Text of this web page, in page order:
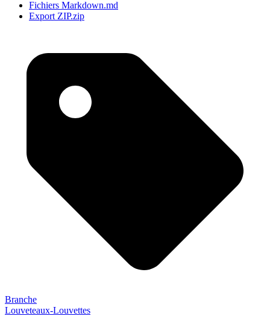
Fichiers Markdown.md
Export ZIP.zip
Branche
Louveteaux-Louvettes